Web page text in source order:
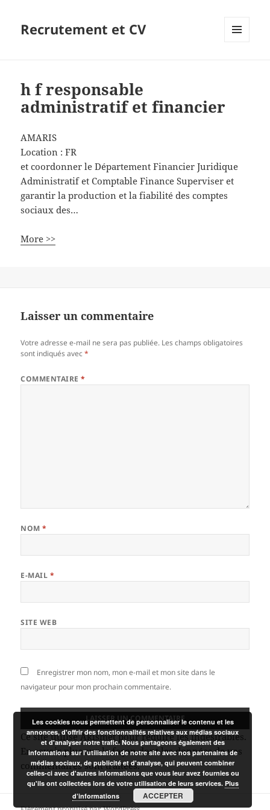
Recrutement et CV
h f responsable
administratif et financier
AMARIS
Location :FR
et coordonner le Département Financier Juridique
Administratif et Comptable Finance Superviser et
garantir la production et la fiabilité des comptes
sociaux des…
More >>
Laisser un commentaire
Votre adresse e-mail ne sera pas publiée. Les champs obligatoires
sont indiqués avec*
COMMENTAIRE*
NOM*
E-MAIL *
SITE WEB
Enregistrer mon nom, mon e-mail et mon site dans le
navigateur pour mon prochain commentaire.
Ce site utilise Akismet pour réduire les indésirables.
En savoir plus sur la façon dont les données de vos
commentaires sont traitées.
Les cookies nous permettent de personnaliser le contenu et les
annonces, d'offrir des fonctionnalités relatives aux médias sociaux
et d'analyser notre trafic. Nous partageons également des
informations sur l'utilisation de notre site avec nos partenaires de
médias sociaux, de publicité et d'analyse, qui peuvent combiner
celles-ci avec d'autres informations que vous leur avez fournies ou
qu'ils ont collectées lors de votre utilisation de leurs services. Plus
d’informations
ACCEPTER